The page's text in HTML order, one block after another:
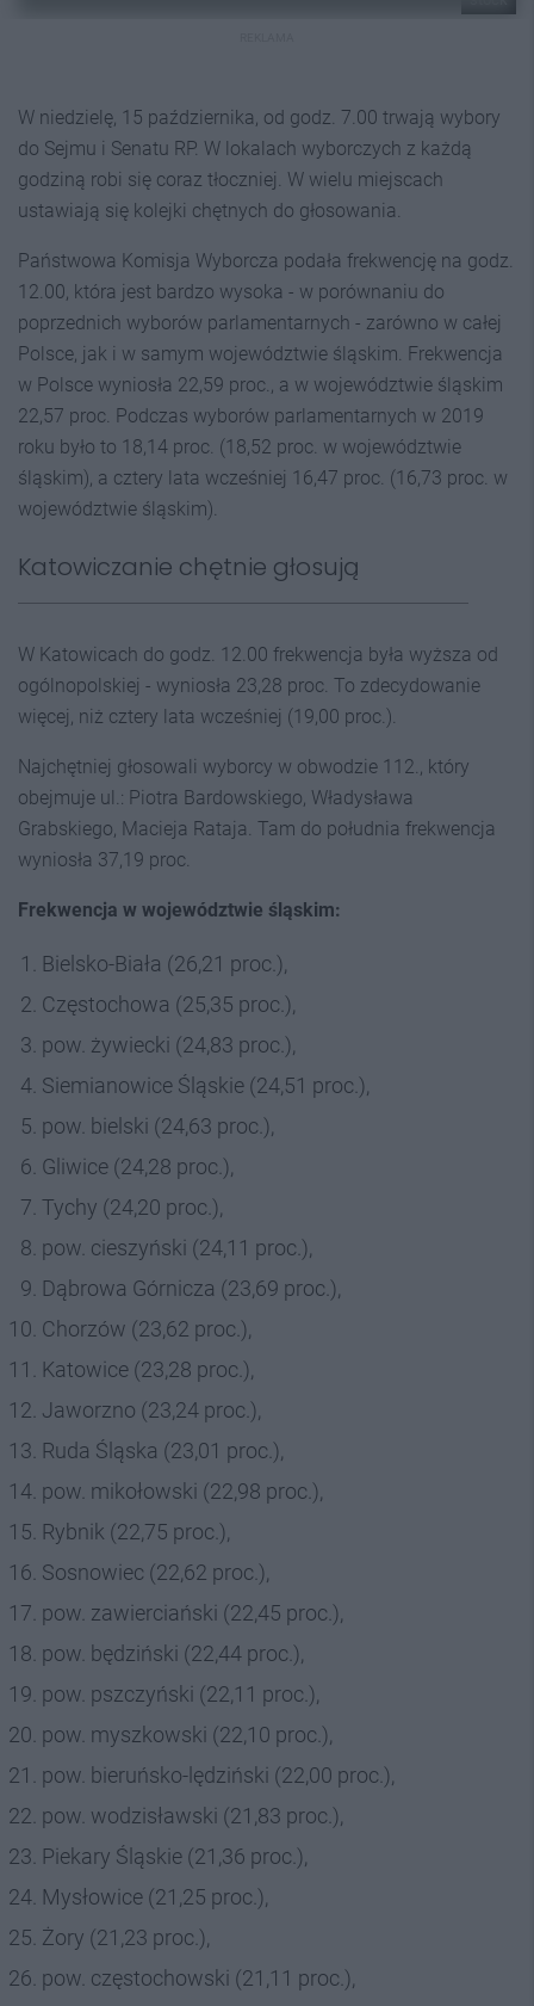
W niedzielę, 15 października, od godz. 7.00 trwają wybory
do Sejmu i Senatu RP. W lokalach wyborczych z każdą
godziną robi się coraz tłoczniej. W wielu miejscach
ustawiają się kolejki chętnych do głosowania.
Państwowa Komisja Wyborcza podała frekwencję na godz.
12.00, która jest bardzo wysoka - w porównaniu do
poprzednich wyborów parlamentarnych - zarówno w całej
Polsce, jak i w samym województwie śląskim. Frekwencja
w Polsce wyniosła 22,59 proc., a w województwie śląskim
22,57 proc. Podczas wyborów parlamentarnych w 2019
roku było to 18,14 proc. (18,52 proc. w województwie
śląskim), a cztery lata wcześniej 16,47 proc. (16,73 proc. w
województwie śląskim).
Katowiczanie chętnie głosują
W Katowicach do godz. 12.00 frekwencja była wyższa od
ogólnopolskiej - wyniosła 23,28 proc. To zdecydowanie
więcej, niż cztery lata wcześniej (19,00 proc.).
Najchętniej głosowali wyborcy w obwodzie 112., który
obejmuje ul.: Piotra Bardowskiego, Władysława
Grabskiego, Macieja Rataja. Tam do południa frekwencja
wyniosła 37,19 proc.
Frekwencja w województwie śląskim:
Bielsko-Biała (26,21 proc.),
Częstochowa (25,35 proc.),
pow. żywiecki (24,83 proc.),
Siemianowice Śląskie (24,51 proc.),
pow. bielski (24,63 proc.),
Gliwice (24,28 proc.),
Tychy (24,20 proc.),
pow. cieszyński (24,11 proc.),
Dąbrowa Górnicza (23,69 proc.),
Chorzów (23,62 proc.),
Katowice (23,28 proc.),
Jaworzno (23,24 proc.),
Ruda Śląska (23,01 proc.),
pow. mikołowski (22,98 proc.),
Rybnik (22,75 proc.),
Sosnowiec (22,62 proc.),
pow. zawierciański (22,45 proc.),
pow. będziński (22,44 proc.),
pow. pszczyński (22,11 proc.),
pow. myszkowski (22,10 proc.),
pow. bieruńsko-lędziński (22,00 proc.),
pow. wodzisławski (21,83 proc.),
Piekary Śląskie (21,36 proc.),
Mysłowice (21,25 proc.),
Żory (21,23 proc.),
pow. częstochowski (21,11 proc.),